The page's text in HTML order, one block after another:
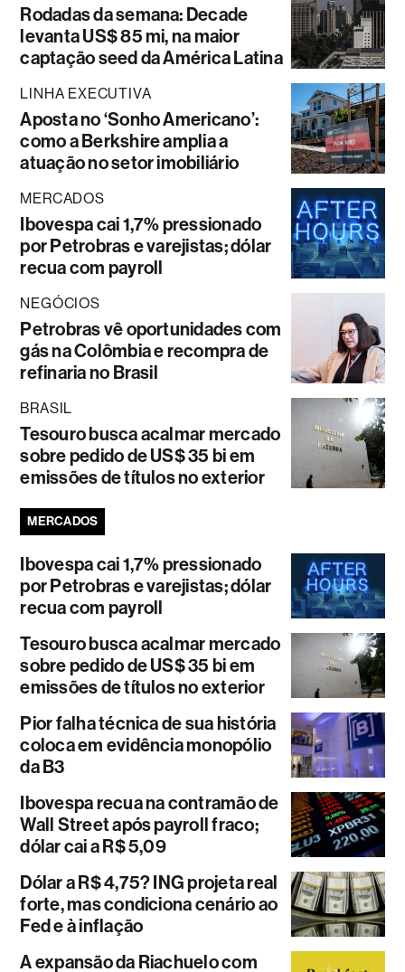
Rodadas da semana: Decade
levanta US$ 85 mi, na maior
captação seed da América Latina
LINHA EXECUTIVA
Aposta no ‘Sonho Americano’:
como a Berkshire amplia a
atuação no setor imobiliário
MERCADOS
Ibovespa cai 1,7% pressionado
por Petrobras e varejistas; dólar
recua com payroll
NEGÓCIOS
Petrobras vê oportunidades com
gás na Colômbia e recompra de
refinaria no Brasil
BRASIL
Tesouro busca acalmar mercado
sobre pedido de US$ 35 bi em
emissões de títulos no exterior
MERCADOS
Ibovespa cai 1,7% pressionado
por Petrobras e varejistas; dólar
recua com payroll
Tesouro busca acalmar mercado
sobre pedido de US$ 35 bi em
emissões de títulos no exterior
Pior falha técnica de sua história
coloca em evidência monopólio
da B3
Ibovespa recua na contramão de
Wall Street após payroll fraco;
dólar cai a R$ 5,09
Dólar a R$ 4,75? ING projeta real
forte, mas condiciona cenário ao
Fed e à inflação
A expansão da Riachuelo com